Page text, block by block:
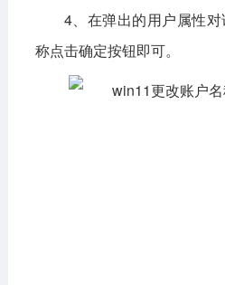
4、在弹出的用户属性
称点击确定按钮即可。